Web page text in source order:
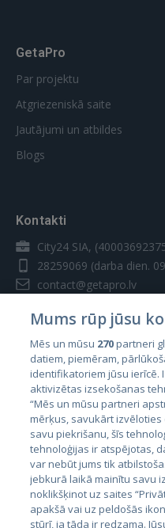
GetaPro
Par projektu
Atgriezeniskā saite
Jautājumi un atbildes
Blogs
Kontakti
City24 SIA,
28259069 (darba dien.
contact@getapro.lv
Valstis
Igaunija
Latvija
Lietuva
Mums rūp jūsu
Mēs un mūsu 270partneri
datiem, piemēram,
identifikatoriem jūsu ierīcē.
aktivizētas izsekošanas
“Mēs un mūsu partneri
mērķus, savukārt izvēloties
savu piekrišanu, šīs
tehnoloģijas ir atspējotas,
var nebūt jums tik
jebkurā laikā mainītu savu
noklikšķinot uz saites
apakšā vai uz peldošās
stūrī, ja tāda ir redzama.